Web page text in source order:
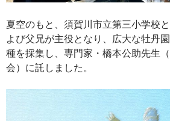
夏空のもと、須賀川市立第三小学校
よび父兄が主役となり、広大な牡丹
種を採集し、専門家・橋本公助先生
会）に託しました。